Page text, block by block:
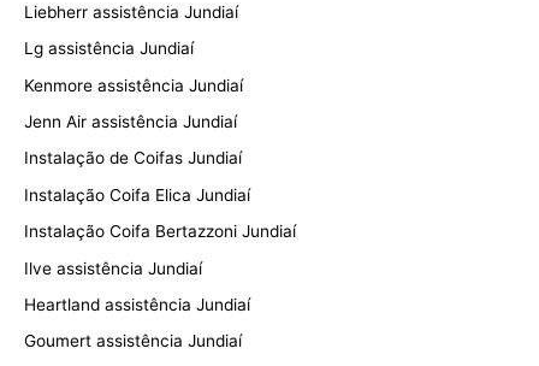
Liebherr assistência Jundiaí
Lg assistência Jundiaí
Kenmore assistência Jundiaí
Jenn Air assistência Jundiaí
Instalação de Coifas Jundiaí
Instalação Coifa Elica Jundiaí
Instalação Coifa Bertazzoni Jundiaí
Ilve assistência Jundiaí
Heartland assistência Jundiaí
Goumert assistência Jundiaí